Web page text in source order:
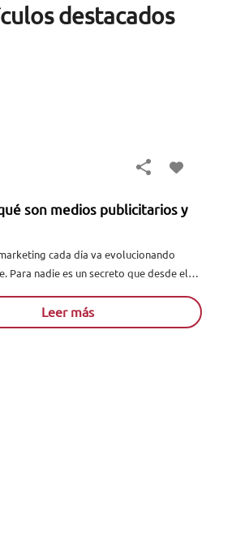
destacados
son medios publicitarios y
cada día va evolucionando
Para nadie es un secreto que desde el
Leer más